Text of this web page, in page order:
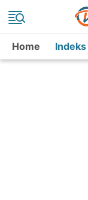
Home Indeks